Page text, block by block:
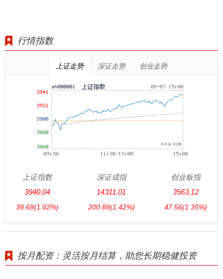
行情指数
上证走势 深证走势 创业走势
上证指数
3940.04
39.69(1.02%)
深证成指
14311.01
200.89(1.42%)
创业板指
3563.12
47.56(1.35%)
按月配资：灵活按月结算，助您长期稳健投资